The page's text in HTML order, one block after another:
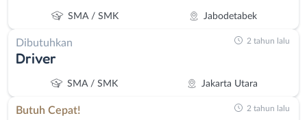
SMA / SMK Jabodetabek
Dibutuhkan
Driver
SMA / SMK Jakarta Utara
2 tahun lalu
Butuh Cepat! 2 tahun lalu